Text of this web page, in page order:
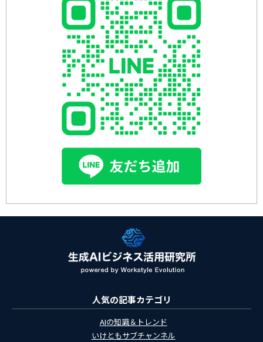
人気の記事カテゴリ
AIの知識＆トレンド
いけともサブチャンネル